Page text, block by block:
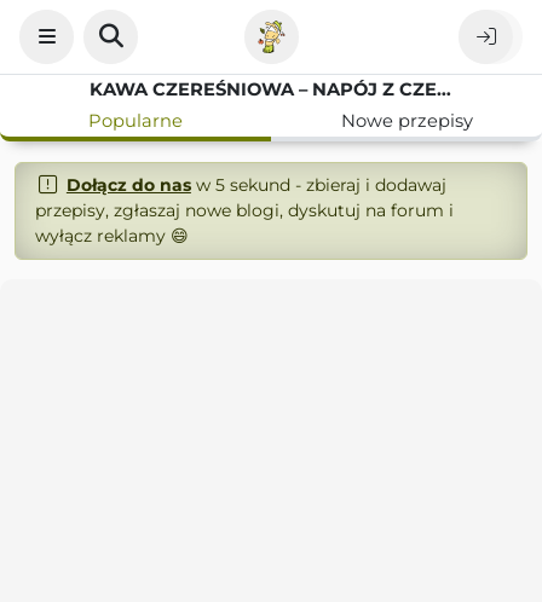
KAWA CZEREŚNIOWA – NAPÓJ Z CZEREŚNIAMI I CZEKOLADĄ
Popularne
Nowe przepisy
Dołącz do nasw 5 sekund - zbieraj i dodawaj
przepisy, zgłaszaj nowe blogi, dyskutuj na forum i
wyłącz reklamy 😄